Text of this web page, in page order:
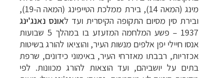
מינג (המאה 14), בירת ממלכת הטייפינג (המאה ה-19),
ובירת סין מסיום התקופה הקיסרית ועד לאונס נאנג'ינג
1937 – פשע המלחמה המזעזע בו במהלך 5 שבועות
אנסו חיילי יפן אלפים מנשות העיר, והוציאו להורג בשיטות
אכזריות, רבבתו מאזרחי העיר, באימוני כידונים, שרפת
בתים על יושביהם, ועד הוצאות להורג מכוונות. לפי